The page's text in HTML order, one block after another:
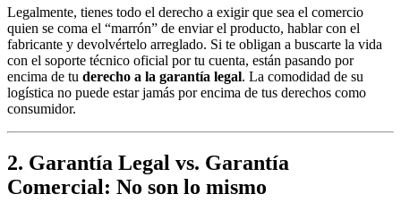
Legalmente, tienes todo el derecho a exigir que sea el comercio
quien se coma el “marrón” de enviar el producto, hablar con el
fabricante y devolvértelo arreglado. Si te obligan a buscarte la vida
con el soporte técnico oficial por tu cuenta, están pasando por
encima de tu derecho a la garantía legal. La comodidad de su
logística no puede estar jamás por encima de tus derechos como
consumidor.
2. Garantía Legal vs. Garantía
Comercial: No son lo mismo